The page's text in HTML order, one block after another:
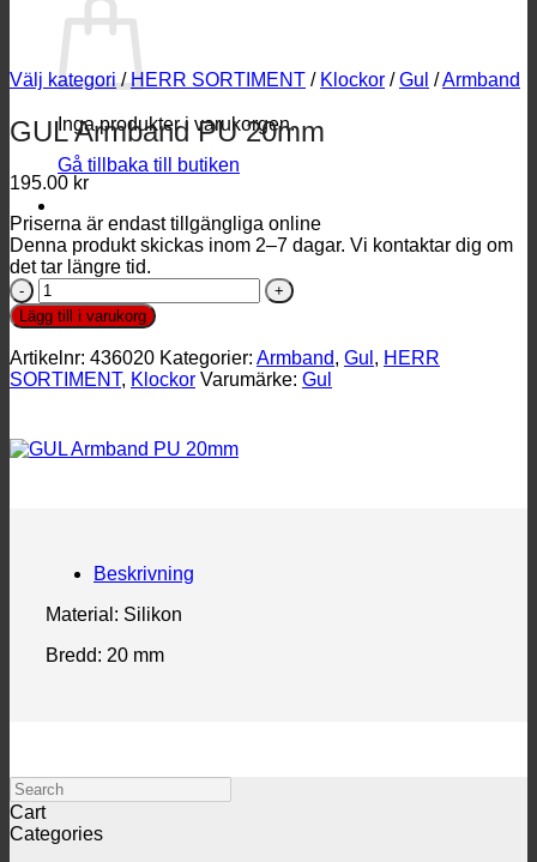
Inga produkter i varukorgen.
Gå tillbaka till butiken
Välj kategori / HERR SORTIMENT / Klockor / Gul /Armband
GUL Armband PU 20mm
195.00 kr
Priserna är endast tillgängliga online
Denna produkt skickas inom 2–7 dagar. Vi kontaktar dig om
det tar längre tid.
GUL
Armband
PU
20mm
mängd
Lägg till i varukorg
Artikelnr: 436020 Kategorier: Armband, Gul , HERR
SORTIMENT, Klockor Varumärke: Gul
Beskrivning
Material: Silikon
Bredd: 20 mm
Search
Cart
Categories